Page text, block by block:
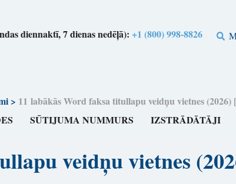
diennaktī, 7 dienas nedēļā):+1 (800) 998-8826
SŪTIJUMA NUMMURS IZSTRĀDĀTĀJI
> 11 labākās Word faksa titullapu veidņu vietnes
veidņu vietnes